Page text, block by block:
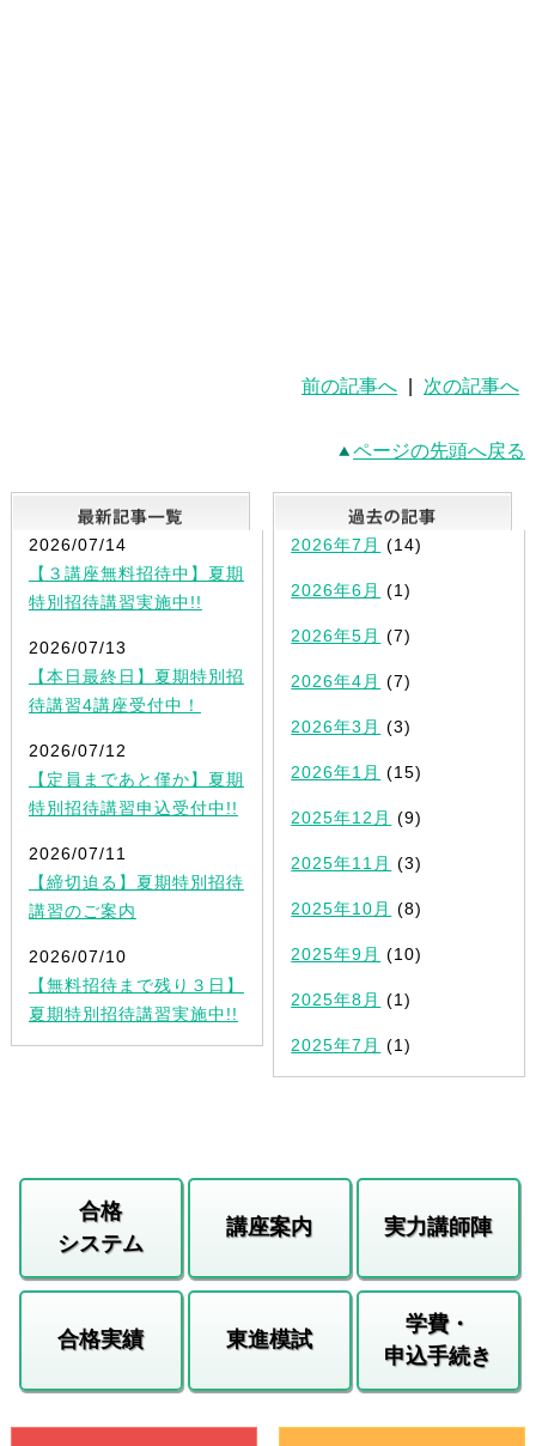
前の記事へ 次の記事へ
ページの先頭へ戻る
最新記事一覧
2026/07/14
【３講座無料招待中】夏期
特別招待講習実施中!!
2026/07/13
【本日最終日】夏期特別招
待講習4講座受付中！
2026/07/12
【定員まであと僅か】夏期
特別招待講習申込受付中!!
2026/07/11
【締切迫る】夏期特別招待
講習のご案内
2026/07/10
【無料招待まで残り３日】
夏期特別招待講習実施中!!
2026年7月 (14)
2026年6月 (1)
2026年5月 (7)
2026年4月 (7)
2026年3月 (3)
2026年1月 (15)
2025年12月 (9)
2025年11月 (3)
2025年10月 (8)
2025年9月 (10)
2025年8月 (1)
2025年7月 (1)
合格
システム
講座案内 実力講師陣
合格実績 東進模試
学費・
申込手続き